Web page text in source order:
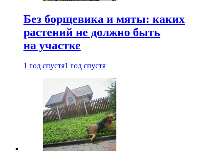
Без борщевика и мяты: каких
растений не должно быть
на участке
1 год спустя1 год спустя